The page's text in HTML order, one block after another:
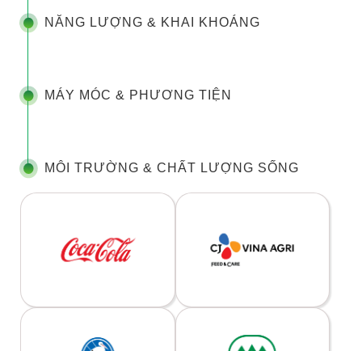
NĂNG LƯỢNG & KHAI KHOÁNG
MÁY MÓC & PHƯƠNG TIỆN
MÔI TRƯỜNG & CHẤT LƯỢNG SỐNG